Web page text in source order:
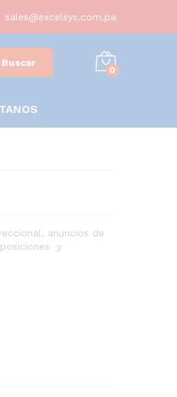
sales@excelsys.com.pa
Buscar
0
anuncios de
y